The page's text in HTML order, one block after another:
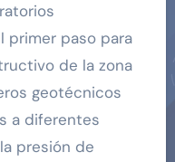
primer paso para
de la zona
geotécnicos
a diferentes
presión de